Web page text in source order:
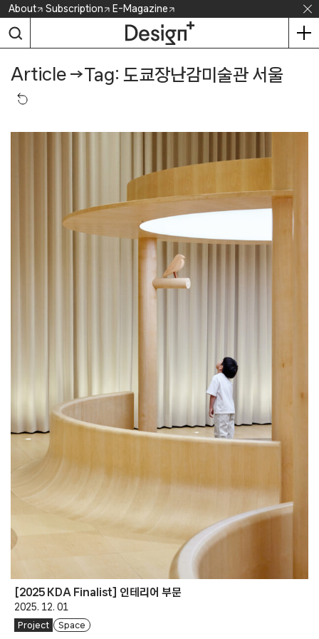
Skip
content
About Subscription E-Magazine
Article →Tag: 도쿄장난감미술관 서울
[2025 KDA Finalist] 인테리어 부문
2025. 12. 01
Project Space